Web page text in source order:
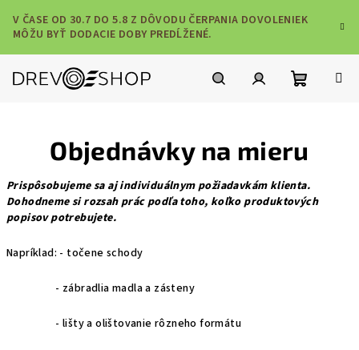
obsah
V ČASE OD 30.7 DO 5.8 Z DÔVODU ČERPANIA DOVOLENIEK
MÔŽU BYŤ DODACIE DOBY PREDĹŽENÉ.
košík
Objednávky na mieru
Prispôsobujeme sa aj individuálnym požiadavkám klienta.
Dohodneme si rozsah prác podľa toho, koľko produktových
popisov potrebujete.
Napríklad: - točene schody
- zábradlia madla a zásteny
- lišty a olištovanie rôzneho formátu